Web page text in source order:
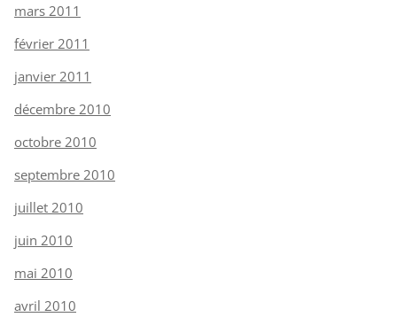
mars 2011
février 2011
janvier 2011
décembre 2010
octobre 2010
septembre 2010
juillet 2010
juin 2010
mai 2010
avril 2010